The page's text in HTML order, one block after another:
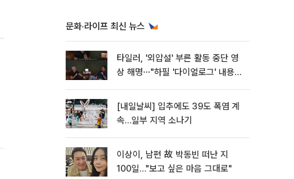
문화·라이프 최신 뉴스
타일러, '외압설' 부른 활동 중단 영
상 해명⋯"하필 '다이얼로그' 내용이
[내일날씨] 입추에도 39도 폭염 계
속…일부 지역 소나기
이상이, 남편 故 박동빈 떠난 지
100일…"보고 싶은 마음 그대로"